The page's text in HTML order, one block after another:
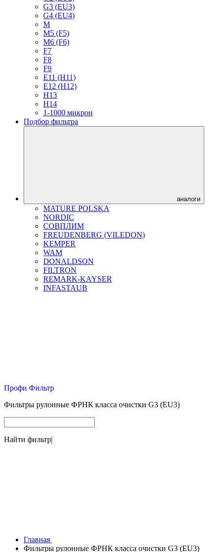
G3 (EU3)
G4 (EU4)
M
M5 (F5)
M6 (F6)
F7
F8
F9
E11 (H11)
E12 (H12)
H13
H14
1-1000 микрон
Подбор фильтра
аналоги
MATURE POLSKA
NORDIC
СОВПЛИМ
FREUDENBERG (VILEDON)
KEMPER
WAM
DONALDSON
FILTRON
REMARK-KAYSER
INFASTAUB
Профи Фильтр
Фильтры рулонные ФРНК класса очистки G3 (EU3)
Найти фильтр|
Главная
Фильтры рулонные ФРНК класса очистки G3 (EU3)